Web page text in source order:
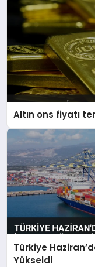
Altın ons fiyatı
Türkiye
Yükseldi